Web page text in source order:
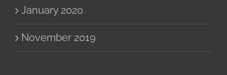
January 2020
November 2019